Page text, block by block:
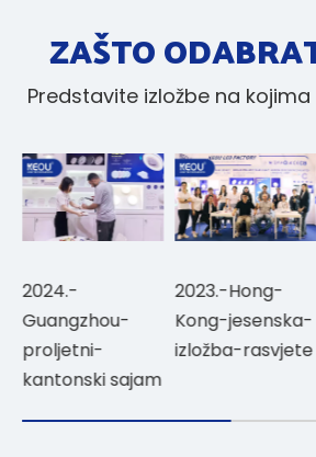
ZAŠTO
Predstavite izložbe na
kantonski sajam
2023.-Hong-
Kong-jesenska-
izložba-rasvjete